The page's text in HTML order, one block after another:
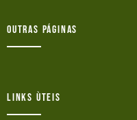
Outras Páginas
Links ùteis